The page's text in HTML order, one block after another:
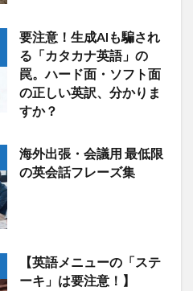
要注意！生成AIも騙され
る「カタカナ英語」の
罠。ハード面・ソフト面
の正しい英訳、分かりま
すか？
海外出張・会議用 最低限
の英会話フレーズ集
【英語メニューの「ステ
ーキ」は要注意！】